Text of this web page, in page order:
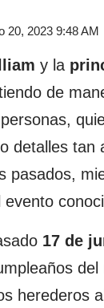
20, 2023 9:48 AM
y la
de
detalles
pasados,
17 de
del
herederos